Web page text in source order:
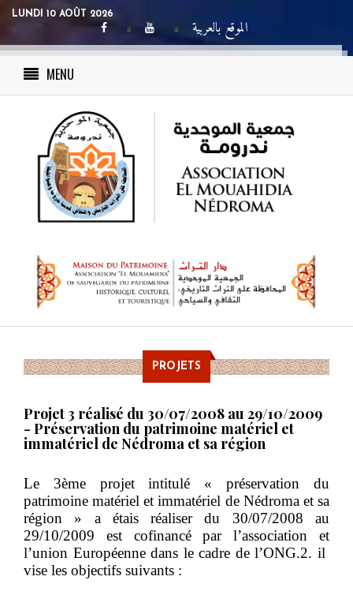
LUNDI 10 AOÛT 2026
الموقع بالعربية
MENU
PROJETS
Projet 3 réalisé du 30/07/2008 au 29/10/2009
- Préservation du patrimoine matériel et
immatériel de Nédroma et sa région
Le 3ème projet intitulé « préservation du
patrimoine matériel et immatériel de Nédroma et sa
région » a étais réaliserdu 30/07/2008 au
29/10/2009 est cofinancé par l’association et
l’union Européenne dans le cadre de l’ONG.2. il
vise les objectifs suivants :